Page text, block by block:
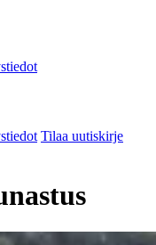
Tilaa uutiskirje